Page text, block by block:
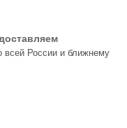
всей России и ближнему